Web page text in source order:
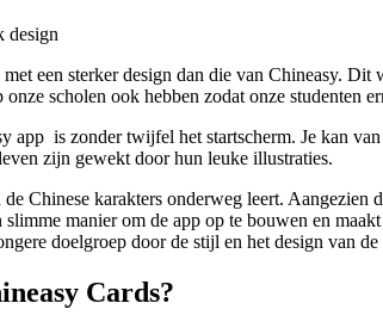
een sterker design dan die van Chineasy.
scholen ook hebben zodat onze studenten
app is zonder twijfel het startscherm. Je kan
zijn gewekt door hun leuke illustraties.
Chinese karakters onderweg leert.
manier om de app op te bouwen en
doelgroep door de stijl en het design van de
Cards?